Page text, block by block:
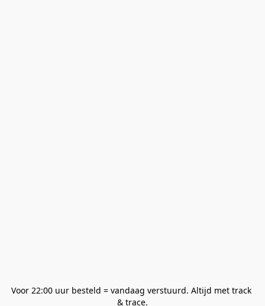
Voor 22:00 uur besteld = vandaag verstuurd. Altijd met track
& trace.